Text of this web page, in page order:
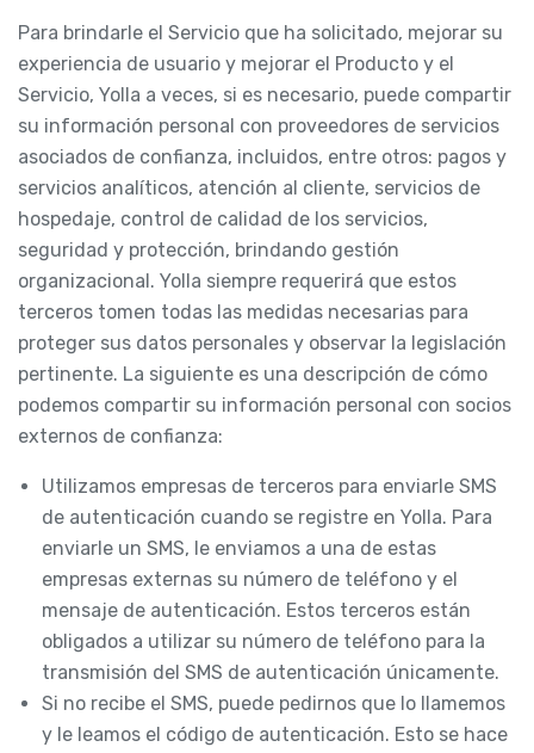
Para brindarle el Servicio que ha solicitado, mejorar su
experiencia de usuario y mejorar el Producto y el
Servicio, Yolla a veces, si es necesario, puede compartir
su información personal con proveedores de servicios
asociados de confianza, incluidos, entre otros: pagos y
servicios analíticos, atención al cliente, servicios de
hospedaje, control de calidad de los servicios,
seguridad y protección, brindando gestión
organizacional. Yolla siempre requerirá que estos
terceros tomen todas las medidas necesarias para
proteger sus datos personales y observar la legislación
pertinente. La siguiente es una descripción de cómo
podemos compartir su información personal con socios
externos de confianza:
Utilizamos empresas de terceros para enviarle SMS
de autenticación cuando se registre en Yolla. Para
enviarle un SMS, le enviamos a una de estas
empresas externas su número de teléfono y el
mensaje de autenticación. Estos terceros están
obligados a utilizar su número de teléfono para la
transmisión del SMS de autenticación únicamente.
Si no recibe el SMS, puede pedirnos que lo llamemos
y le leamos el código de autenticación. Esto se hace